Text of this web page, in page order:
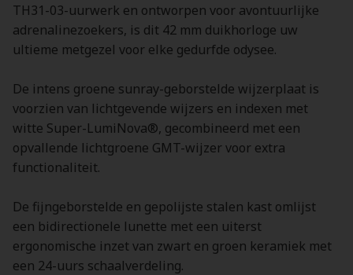
TH31-03-uurwerk en ontworpen voor avontuurlijke
adrenalinezoekers, is dit 42 mm duikhorloge uw
ultieme metgezel voor elke gedurfde odysee.
De intens groene sunray-geborstelde wijzerplaat is
voorzien van lichtgevende wijzers en indexen met
witte Super-LumiNova®, gecombineerd met een
opvallende lichtgroene GMT-wijzer voor extra
functionaliteit.
De fijngeborstelde en gepolijste stalen kast omlijst
een bidirectionele lunette met een uiterst
ergonomische inzet van zwart en groen keramiek met
een 24-uurs schaalverdeling.